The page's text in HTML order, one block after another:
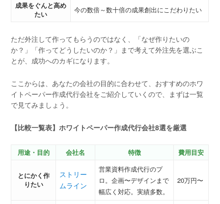
成果をぐんと高め
たい
今の数倍～数十倍の成果創出にこだわりたい
ただ外注して作ってもらうのではなく、「なぜ作りたいの
か？」「作ってどうしたいのか？」まで考えて外注先を選ぶこ
とが、成功へのカギになります。
ここからは、あなたの会社の目的に合わせて、おすすめのホワ
イトペーパー作成代行会社をご紹介していくので、まずは一覧
で見てみましょう。
【比較一覧表】ホワイトペーパー作成代行会社8選を厳選
用途・目的 会社名 特徴 費用目安
とにかく作
りたい
ストリー
ムライン
営業資料作成代行のプ
ロ。企画〜デザインまで
幅広く対応。実績多数。
20万円〜